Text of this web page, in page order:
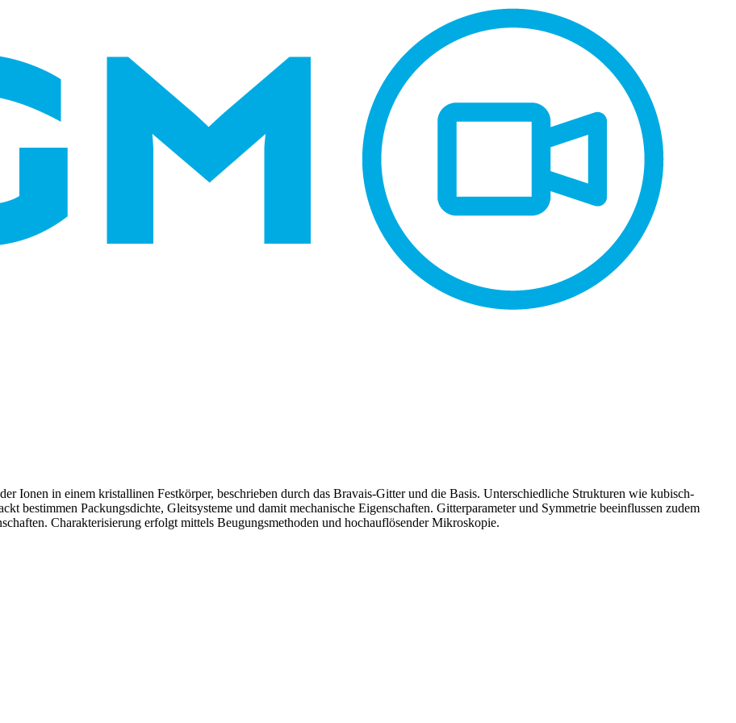
Ionen in einem kristallinen Festkörper, beschrieben durch das Bravais-Gitter und die Basis. Unterschiedliche Strukturen wie kubisch-
bestimmen Packungsdichte, Gleitsysteme und damit mechanische Eigenschaften. Gitterparameter und Symmetrie beeinflussen zudem
Charakterisierung erfolgt mittels Beugungsmethoden und hochauflösender Mikroskopie.